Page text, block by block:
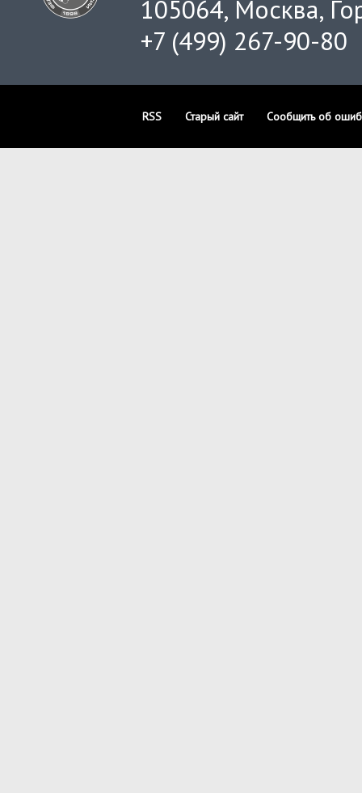
105064, Москва,
+7 (499) 267-90-80
RSS Старый сайт Сообщить об